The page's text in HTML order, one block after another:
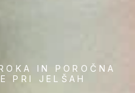
IN POROČNA
PRI JELŠAH